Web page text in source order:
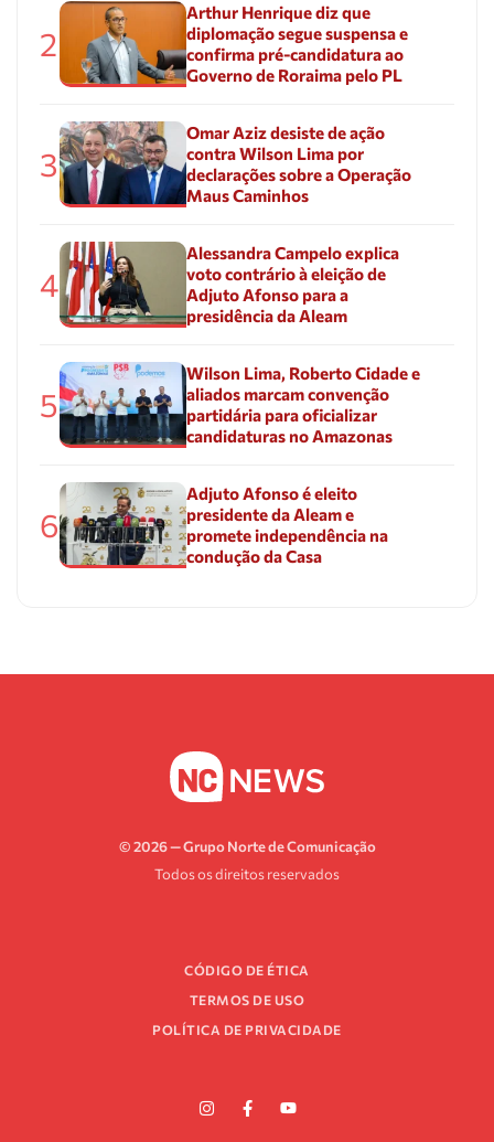
2
Arthur Henrique diz que
diplomação segue suspensa e
confirma pré-candidatura ao
Governo de Roraima pelo PL
3
Omar Aziz desiste de ação
contra Wilson Lima por
declarações sobre a Operação
Maus Caminhos
4
Alessandra Campelo explica
voto contrário à eleição de
Adjuto Afonso para a
presidência da Aleam
5
Wilson Lima, Roberto Cidade e
aliados marcam convenção
partidária para oficializar
candidaturas no Amazonas
6
Adjuto Afonso é eleito
presidente da Aleam e
promete independência na
condução da Casa
© 2026 — Grupo Norte de Comunicação
Todos os direitos reservados
CÓDIGO DE ÉTICA
TERMOS DE USO
POLÍTICA DE PRIVACIDADE